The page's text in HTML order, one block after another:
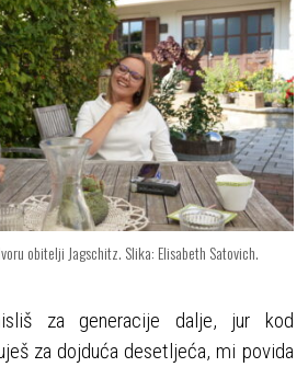
obitelji Jagschitz. Slika: Elisabeth Satovich.
za generacije dalje, jur kod
za dojduća desetljeća, mi povida